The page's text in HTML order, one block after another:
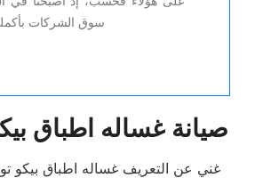
سوق الشركات
صيانة غساله اطباق
غني عن التعريف غساله اطباق بيكو